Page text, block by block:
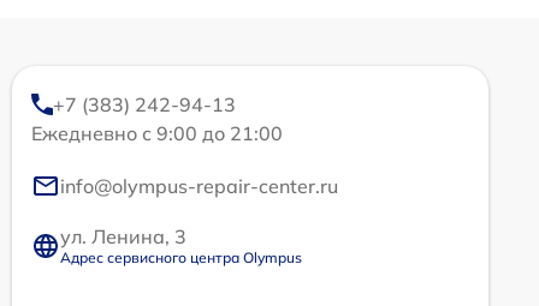
+7 (383) 242-94-13
Ежедневно с 9:00 до 21:00
info@olympus-repair-center.ru
ул. Ленина, 3
Адрес сервисного центра Olympus